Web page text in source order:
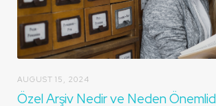
AUGUST 15, 2024
Özel Arşiv Nedir ve Neden